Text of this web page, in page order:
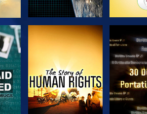
GUARDA